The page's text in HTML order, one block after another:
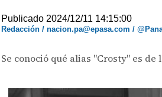
Publicado 2024/12/11 14:15:00
Redacción / nacion.pa@epasa.com /
Se conoció qué alias "Crosty" es